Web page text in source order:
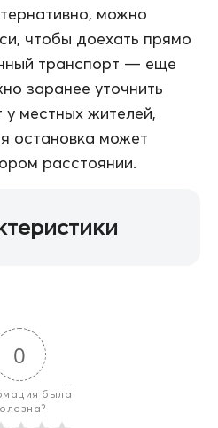
можно
чтобы доехать прямо
транспорт — еще
заранее уточнить
местных жителей,
остановка может
расстоянии.
0
была